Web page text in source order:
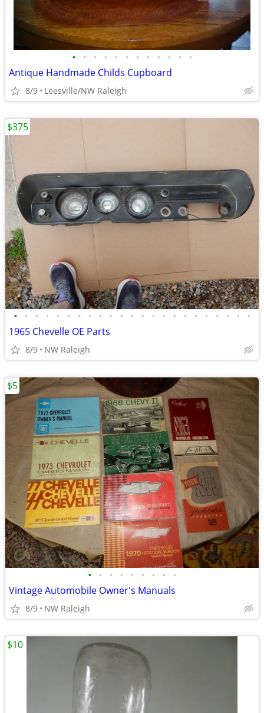
• • • • • • • • • • • •
Antique Handmade Childs Cupboard
8/9 Leesville/NW Raleigh
• • • • • • • • • • • • • • • • • • • • • • •
1965 Chevelle OE Parts
8/9 NW Raleigh
$375
• • • • • • • • •
Vintage Automobile Owner's Manuals
8/9 NW Raleigh
$5
$10